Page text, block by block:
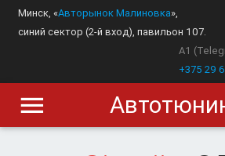
Минск, «Авторынок Малиновка»,
синий сектор (2-й вход), павильон 107.
A1
+375 29